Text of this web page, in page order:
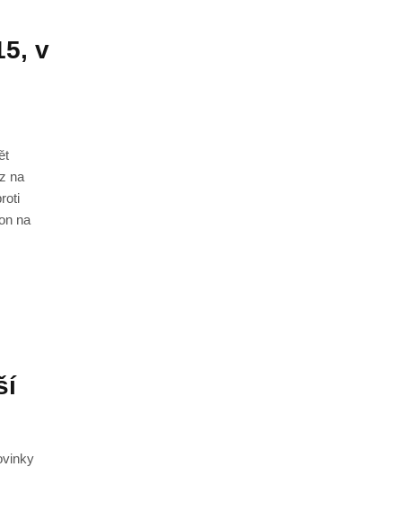
v
na
na